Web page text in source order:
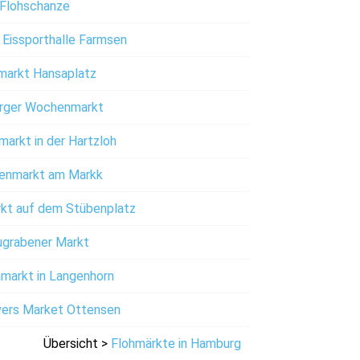
Flohschanze
Farmsen
Hansaplatz
Wochenmarkt
in der Hartzloh
am Markk
auf dem Stübenplatz
Markt
in Langenhorn
Market Ottensen
Übersicht > Flohmärkte in Hamburg